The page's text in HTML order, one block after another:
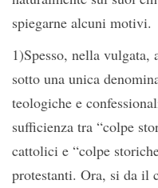
spiegarne alcuni motivi.
1)Spesso, nella vulgata,
sotto una unica
teologiche e
sufficienza tra “colpe
cattolici e “colpe
protestanti. Ora, si da il